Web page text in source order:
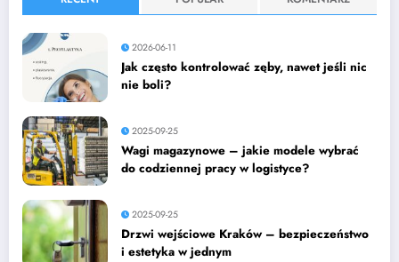
2026-06-11
Jak często kontrolować zęby, nawet jeśli nic
nie boli?
2025-09-25
Wagi magazynowe – jakie modele wybrać
do codziennej pracy w logistyce?
2025-09-25
Drzwi wejściowe Kraków – bezpieczeństwo
i estetyka w jednym